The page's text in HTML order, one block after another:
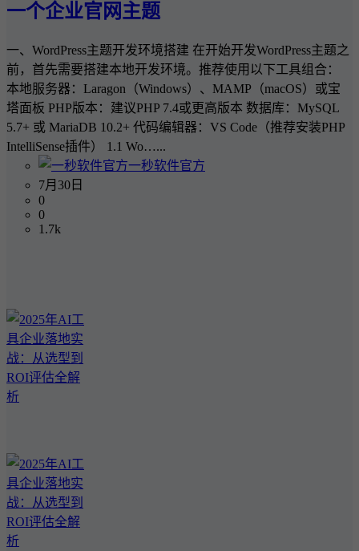
一个企业官网主题
一、WordPress主题开发环境搭建 在开始开发WordPress主题之
前，首先需要搭建本地开发环境。推荐使用以下工具组合：
本地服务器：Laragon（Windows）、MAMP（macOS）或宝
塔面板 PHP版本：建议PHP 7.4或更高版本 数据库：MySQL
5.7+ 或 MariaDB 10.2+ 代码编辑器：VS Code（推荐安装PHP
IntelliSense插件） 1.1 Wo…...
一秒软件官方
7月30日
0
0
1.7k